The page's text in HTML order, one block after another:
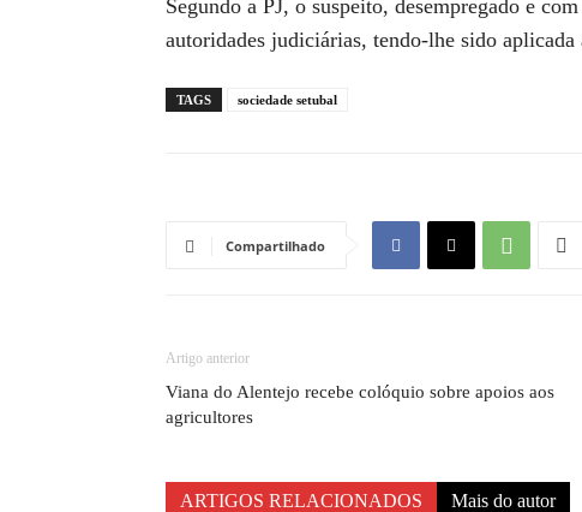
Segundo a PJ, o suspeito, desempregado e
autoridades judiciárias, tendo-lhe sido
TAGS sociedade setubal
Compartilhado
Artigo anterior
Viana do Alentejo recebe colóquio sobre apoios aos
agricultores
ARTIGOS RELACIONADOS Mais do autor